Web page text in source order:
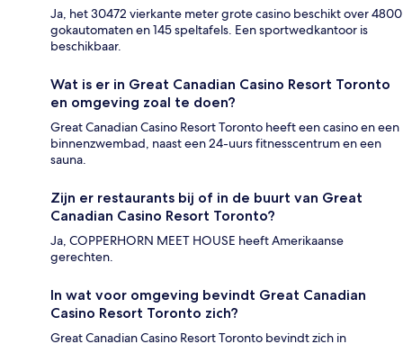
Ja, het 30472 vierkante meter grote casino beschikt over 4800
gokautomaten en 145 speltafels. Een sportwedkantoor is
beschikbaar.
Wat is er in Great Canadian Casino Resort Toronto
en omgeving zoal te doen?
Great Canadian Casino Resort Toronto heeft een casino en een
binnenzwembad, naast een 24-uurs fitnesscentrum en een
sauna.
Zijn er restaurants bij of in de buurt van Great
Canadian Casino Resort Toronto?
Ja, COPPERHORN MEET HOUSE heeft Amerikaanse
gerechten.
In wat voor omgeving bevindt Great Canadian
Casino Resort Toronto zich?
Great Canadian Casino Resort Toronto bevindt zich in